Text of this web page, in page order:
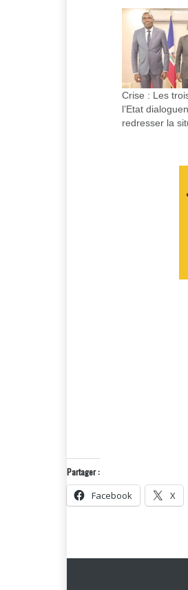
Crise : Les
l’Etat
redresser la
Partager :
Facebook X